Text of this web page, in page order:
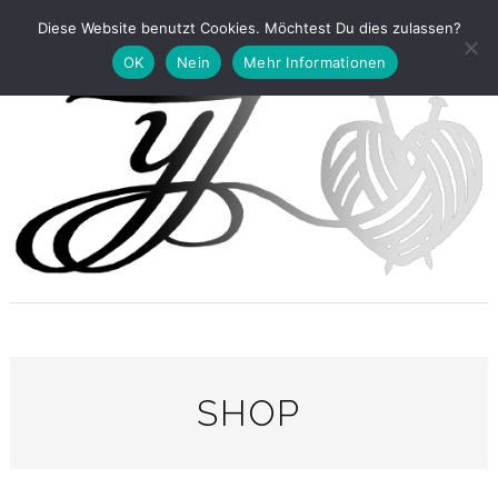
SHOP
Diese Website benutzt Cookies. Möchtest Du dies zulassen?
OK
Nein Mehr Informationen